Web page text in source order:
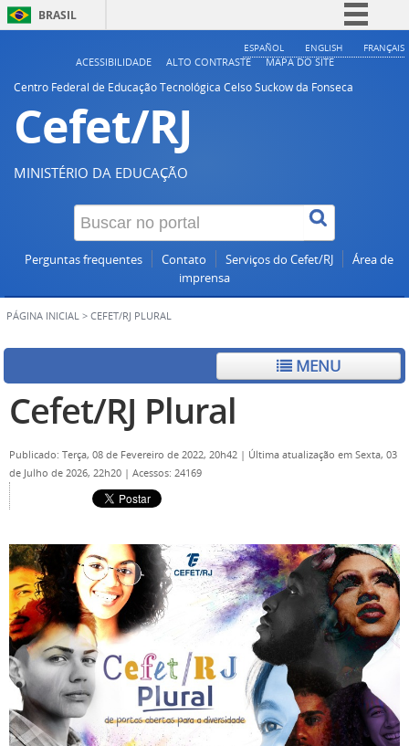
BRASIL
Simplifique!
ESPAÑOL ENGLISH FRANÇAIS
ACESSIBILIDADE ALTO CONTRASTE
MAPA DO SITE
Centro Federal de Educação Tecnológica Celso Suckow da Fonseca
Cefet/RJ
MINISTÉRIO DA EDUCAÇÃO
Perguntas frequentes Contato Serviços do Cefet/RJ
Área de
imprensa
PÁGINA INICIAL > CEFET/RJ PLURAL
MENU
Cefet/RJ Plural
Publicado: Terça, 08 de Fevereiro de 2022, 20h42 | Última atualização em Sexta, 03
de Julho de 2026, 22h20 | Acessos: 24169